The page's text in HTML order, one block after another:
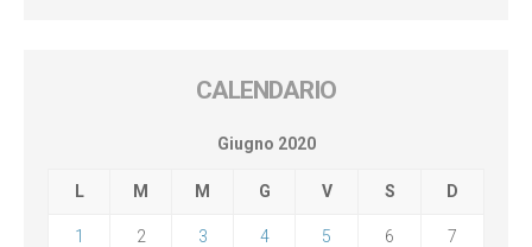
CALENDARIO
Giugno 2020
L M M G V S D
1 2 3 4 5 6 7